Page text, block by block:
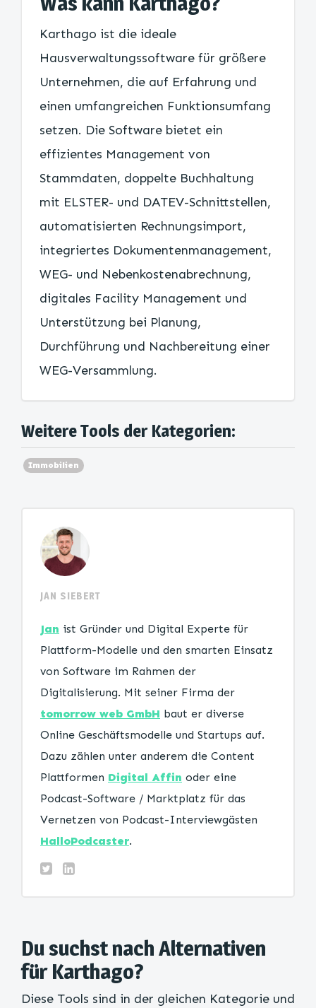
Karthago ist die ideale
Hausverwaltungssoftware für größere
Unternehmen, die auf Erfahrung und
einen umfangreichen Funktionsumfang
setzen. Die Software bietet ein
effizientes Management von
Stammdaten, doppelte Buchhaltung
mit ELSTER- und DATEV-Schnittstellen,
automatisierten Rechnungsimport,
integriertes Dokumentenmanagement,
WEG- und Nebenkostenabrechnung,
digitales Facility Management und
Unterstützung bei Planung,
Durchführung und Nachbereitung einer
WEG-Versammlung.
Weitere Tools der Kategorien:
Immobilien
JAN SIEBERT
Jan ist Gründer und Digital Experte für
Plattform-Modelle und den smarten Einsatz
von Software im Rahmen der
Digitalisierung. Mit seiner Firma der
tomorrow web GmbH baut er diverse
Online Geschäftsmodelle und Startups auf.
Dazu zählen unter anderem die Content
Plattformen Digital Affin oder eine
Podcast-Software / Marktplatz für das
Vernetzen von Podcast-Interviewgästen
HalloPodcaster.
Du suchst nach Alternativen
für Karthago?
Diese Tools sind in der gleichen Kategorie und